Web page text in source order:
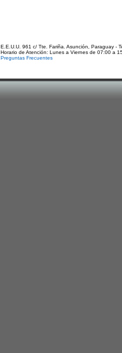
E.E.U.U. 961 c/ Tte. Fariña. Asunción, Paraguay -
Horario de Atención: Lunes a Viernes de 07:00 a
Preguntas Frecuentes